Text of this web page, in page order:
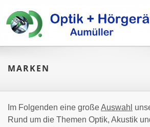
MARKEN
Im Folgenden eine großeAuswahl
Rund um die Themen Optik, Akustik